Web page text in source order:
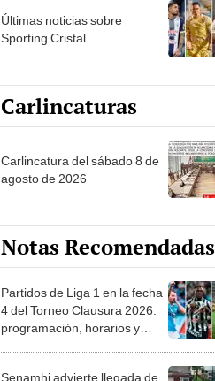
Últimas noticias sobre
Sporting Cristal
Carlincaturas
Carlincatura del sábado 8 de
agosto de 2026
Notas Recomendadas
Partidos de Liga 1 en la fecha
4 del Torneo Clausura 2026:
programación, horarios y
Senamhi advierte llegada de